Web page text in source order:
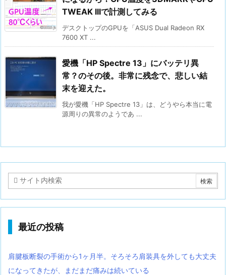
TWEAK IIIで計測してみる
デスクトップのGPUを「ASUS Dual Radeon RX
7600 XT ...
愛機「HP Spectre 13」にバッテリ異
常？のその後。非常に残念で、悲しい結
末を迎えた。
我が愛機「HP Spectre 13」は、どうやら本当に電
源周りの異常のようであ ...
最近の投稿
肩腱板断裂の手術から1ヶ月半。そろそろ肩装具を外しても大丈夫
になってきたが、まだまだ痛みは続いている